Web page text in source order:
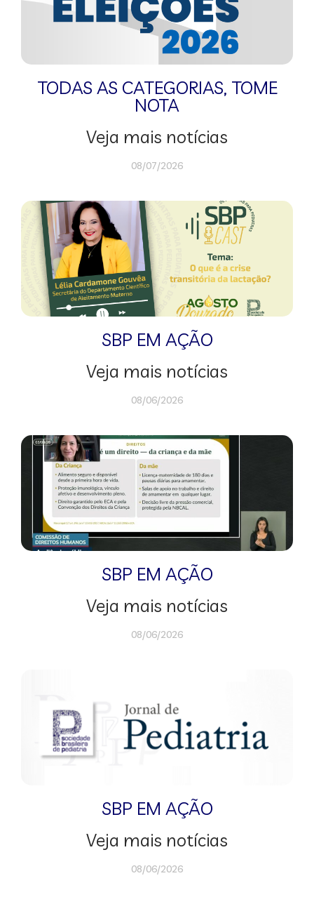
TODAS AS CATEGORIAS, TOME
NOTA
Veja mais notícias
08/07/2026
SBP EM AÇÃO
Veja mais notícias
08/06/2026
SBP EM AÇÃO
Veja mais notícias
08/06/2026
SBP EM AÇÃO
Veja mais notícias
08/06/2026